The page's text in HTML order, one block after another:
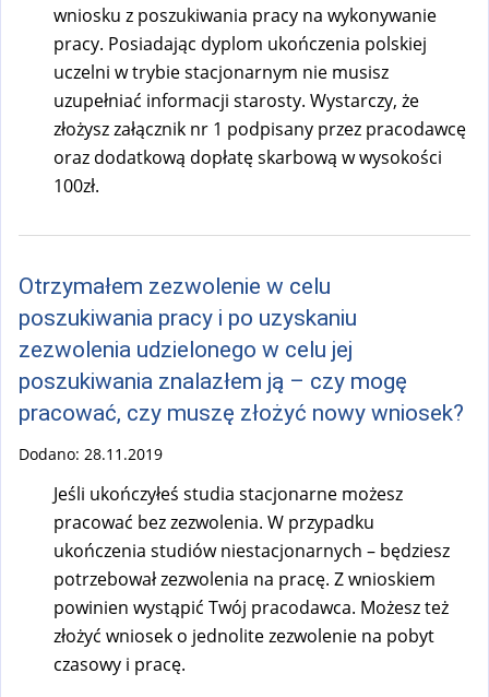
wniosku z poszukiwania pracy na wykonywanie
pracy. Posiadając dyplom ukończenia polskiej
uczelni w trybie stacjonarnym nie musisz
uzupełniać informacji starosty. Wystarczy, że
złożysz załącznik nr 1 podpisany przez pracodawcę
oraz dodatkową dopłatę skarbową w wysokości
100zł.
Otrzymałem zezwolenie w celu
poszukiwania pracy i po uzyskaniu
zezwolenia udzielonego w celu jej
poszukiwania znalazłem ją – czy mogę
pracować, czy muszę złożyć nowy wniosek?
Dodano: 28.11.2019
Jeśli ukończyłeś studia stacjonarne możesz
pracować bez zezwolenia. W przypadku
ukończenia studiów niestacjonarnych – będziesz
potrzebował zezwolenia na pracę. Z wnioskiem
powinien wystąpić Twój pracodawca. Możesz też
złożyć wniosek o jednolite zezwolenie na pobyt
czasowy i pracę.